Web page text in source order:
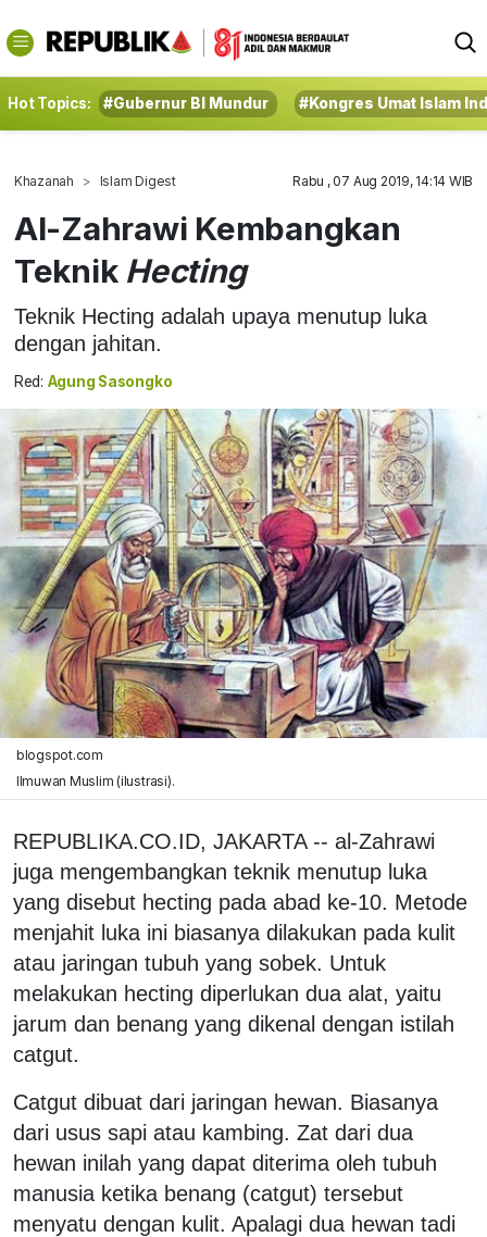
Hot Topics: #Gubernur BI Mundur #Kongres Umat Islam
Khazanah Islam Digest Rabu , 07 Aug 2019, 14:14 WIB
Al-Zahrawi Kembangkan
TeknikHecting
Teknik Hecting adalah upaya menutup luka
dengan jahitan.
Red: Agung Sasongko
blogspot.com
Ilmuwan Muslim (ilustrasi).
REPUBLIKA.CO.ID, JAKARTA -- al-Zahrawi
juga mengembangkan teknik menutup luka
yang disebut hecting pada abad ke-10. Metode
menjahit luka ini biasanya dilakukan pada kulit
atau jaringan tubuh yang sobek. Untuk
melakukan hecting diperlukan dua alat, yaitu
jarum dan benang yang dikenal dengan istilah
catgut.
Catgut dibuat dari jaringan hewan. Biasanya
dari usus sapi atau kambing. Zat dari dua
hewan inilah yang dapat diterima oleh tubuh
manusia ketika benang (catgut) tersebut
menyatu dengan kulit. Apalagi dua hewan tadi